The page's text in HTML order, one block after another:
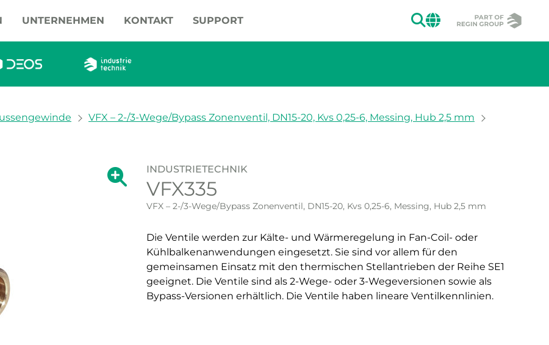
UNTERNEHMEN KONTAKT SUPPORT SUCHEN
CHANGE
VFX – 2-/3-Wege/Bypass Zonenventil, DN15-20, Kvs 0,25-6, Messing, Hub 2,5 mm
Zeige große Version des Bildes.
Zeige große Version des Bildes.
INDUSTRIETECHNIK
VFX335
VFX – 2-/3-Wege/Bypass Zonenventil, DN15-20, Kvs 0,25-6, Messing, Hub 2,5 mm
Die Ventile werden zur Kälte- und Wärmeregelung in Fan-Coil- oder
Kühlbalkenanwendungen eingesetzt. Sie sind vor allem für den
gemeinsamen Einsatz mit den thermischen Stellantrieben der Reihe SE1
geeignet. Die Ventile sind als 2-Wege- oder 3-Wegeversionen sowie als
Bypass-Versionen erhältlich. Die Ventile haben lineare Ventilkennlinien.